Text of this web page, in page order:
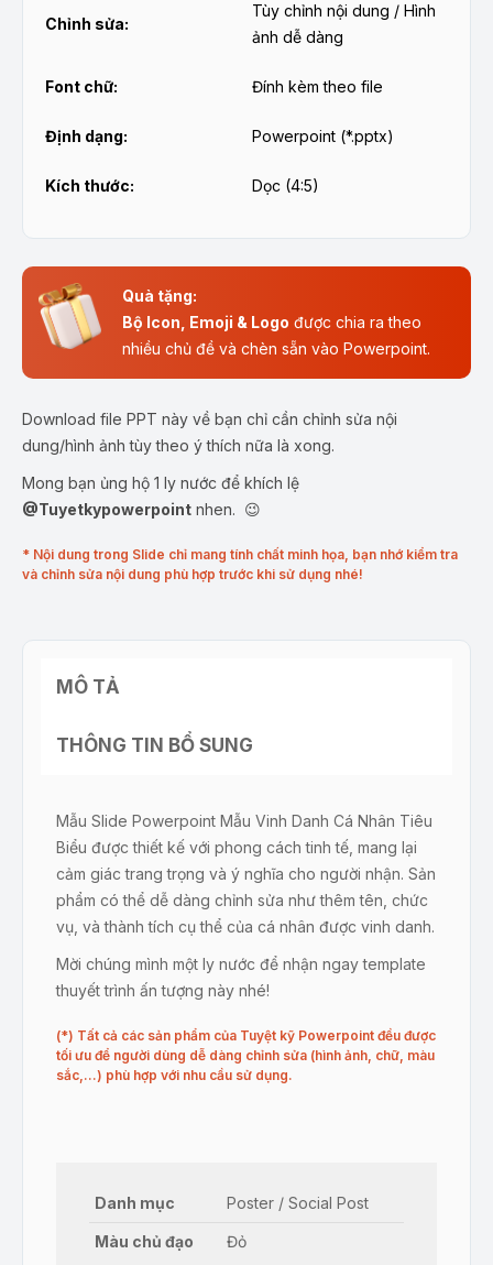
Chỉnh sửa:
Tùy chỉnh nội dung / Hình
ảnh dễ dàng
Font chữ: Đính kèm theo file
Định dạng: Powerpoint (*.pptx)
Kích thước: Dọc (4:5)
Quà tặng:
Bộ Icon, Emoji & Logo được chia ra theo
nhiều chủ đề và chèn sẵn vào Powerpoint.
Download file PPT này về bạn chỉ cần chỉnh sửa nội
dung/hình ảnh tùy theo ý thích nữa là xong.
Mong bạn ủng hộ 1 ly nước để khích lệ
@Tuyetkypowerpoint nhen. 😉
* Nội dung trong Slide chỉ mang tính chất minh họa, bạn nhớ kiểm tra
và chỉnh sửa nội dung phù hợp trước khi sử dụng nhé!
MÔ TẢ
THÔNG TIN BỔ SUNG
Mẫu Slide Powerpoint Mẫu Vinh Danh Cá Nhân Tiêu
Biểu được thiết kế với phong cách tinh tế, mang lại
cảm giác trang trọng và ý nghĩa cho người nhận. Sản
phẩm có thể dễ dàng chỉnh sửa như thêm tên, chức
vụ, và thành tích cụ thể của cá nhân được vinh danh.
Mời chúng mình một ly nước để nhận ngay template
thuyết trình ấn tượng này nhé!
(*) Tất cả các sản phẩm của Tuyệt kỹ Powerpoint đều được
tối ưu để người dùng dễ dàng chỉnh sửa (hình ảnh, chữ, màu
sắc,…) phù hợp với nhu cầu sử dụng.
Danh mục Poster / Social Post
Màu chủ đạo Đỏ